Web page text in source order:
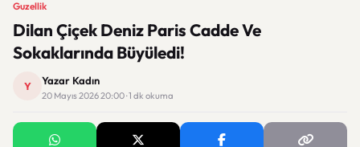
Guzellik
Dilan Çiçek Deniz Paris Cadde Ve
Sokaklarında Büyüledi!
Y Yazar Kadın
20 Mayıs 2026 20:00 · 1 dk okuma